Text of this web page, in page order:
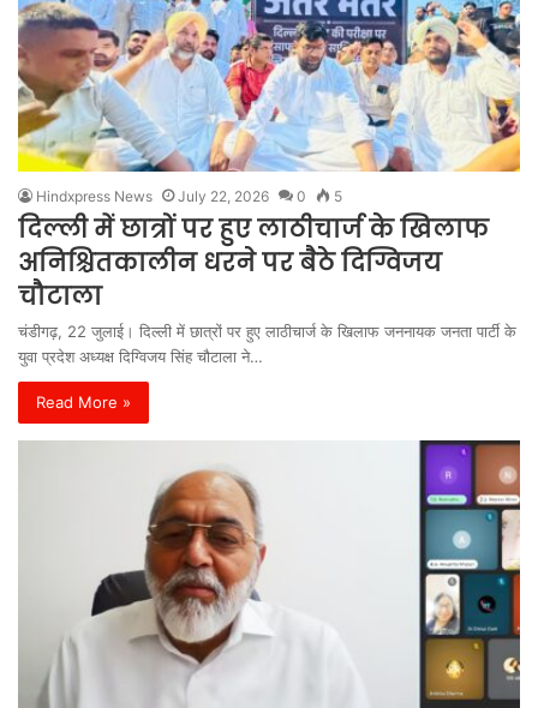
Hindxpress News July 22, 2026 0 5
दिल्ली में छात्रों पर हुए लाठीचार्ज के खिलाफ
अनिश्चितकालीन धरने पर बैठे दिग्विजय
चौटाला
चंडीगढ़, 22 जुलाई। दिल्ली में छात्रों पर हुए लाठीचार्ज के खिलाफ जननायक जनता पार्टी के
युवा प्रदेश अध्यक्ष दिग्विजय सिंह चौटाला ने…
Read More »